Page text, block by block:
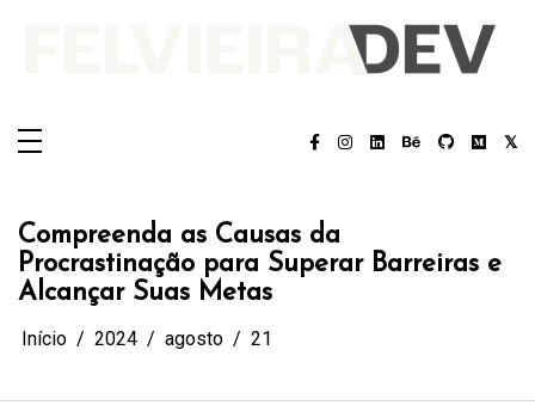
Felvieira.dev
Compreenda as Causas da
Procrastinação para Superar Barreiras e
Alcançar Suas Metas
Início 2024 agosto 21